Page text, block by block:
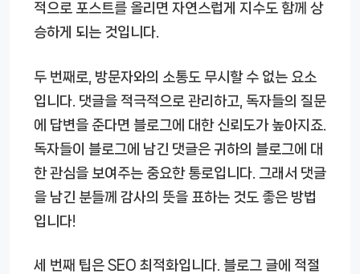
적으로 포스트를 올리면 자연스럽게 지수도 함께 상
승하게 되는 것입니다.
두 번째로, 방문자와의 소통도 무시할 수 없는 요소
입니다. 댓글을 적극적으로 관리하고, 독자들의 질문
에 답변을 준다면 블로그에 대한 신뢰도가 높아지죠.
독자들이 블로그에 남긴 댓글은 귀하의 블로그에 대
한 관심을 보여주는 중요한 통로입니다. 그래서 댓글
을 남긴 분들께 감사의 뜻을 표하는 것도 좋은 방법
입니다!
세 번째 팁은 SEO 최적화입니다. 블로그 글에 적절